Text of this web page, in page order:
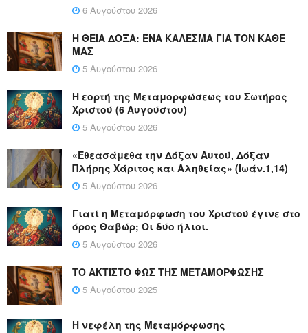
6 Αυγούστου 2026
Η ΘΕΙΑ ΔΟΞΑ: ΈΝΑ ΚΑΛΕΣΜΑ ΓΙΑ ΤΟΝ ΚΑΘΕ
ΜΑΣ
5 Αυγούστου 2026
Η εορτή της Μεταμορφώσεως του Σωτήρος
Χριστού (6 Αυγούστου)
5 Αυγούστου 2026
«Εθεασάμεθα την Δόξαν Αυτού, Δόξαν
Πλήρης Χάριτος και Αληθείας» (Ιωάν.1,14)
5 Αυγούστου 2026
Γιατί η Μεταμόρφωση του Χριστού έγινε στο
όρος Θαβώρ; Οι δύο ήλιοι.
5 Αυγούστου 2026
ΤΟ ΑΚΤΙΣΤΟ ΦΩΣ ΤΗΣ ΜΕΤΑΜΟΡΦΩΣΗΣ
5 Αυγούστου 2025
Η νεφέλη της Μεταμόρφωσης